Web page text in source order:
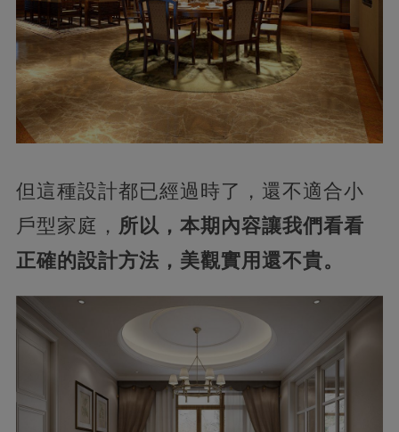
但這種設計都已經過時了，還不適合小
戶型家庭， 所以，本期內容讓我們看看
正確的設計方法，美觀實用還不貴。